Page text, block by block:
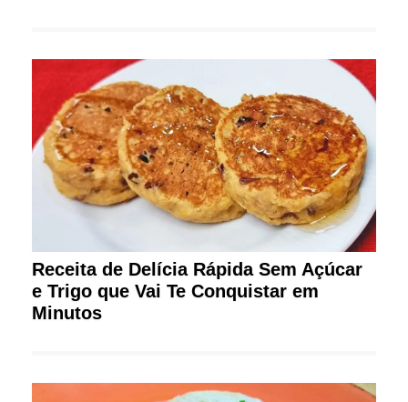
Receita de Delícia Rápida Sem Açúcar
e Trigo que Vai Te Conquistar em
Minutos